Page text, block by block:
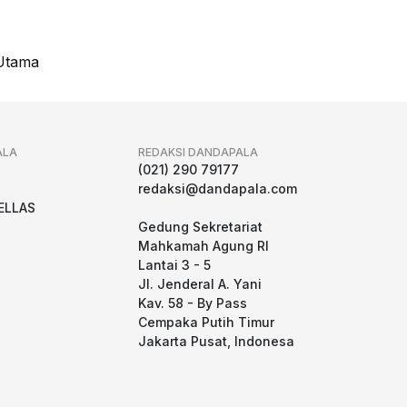
REDAKSI DANDAPALA
(021) 290 79177
redaksi@dandapala.com
Gedung Sekretariat
Mahkamah Agung RI
Lantai 3 - 5
Jl. Jenderal A. Yani
Kav. 58 - By Pass
Cempaka Putih Timur
Jakarta Pusat, Indonesa